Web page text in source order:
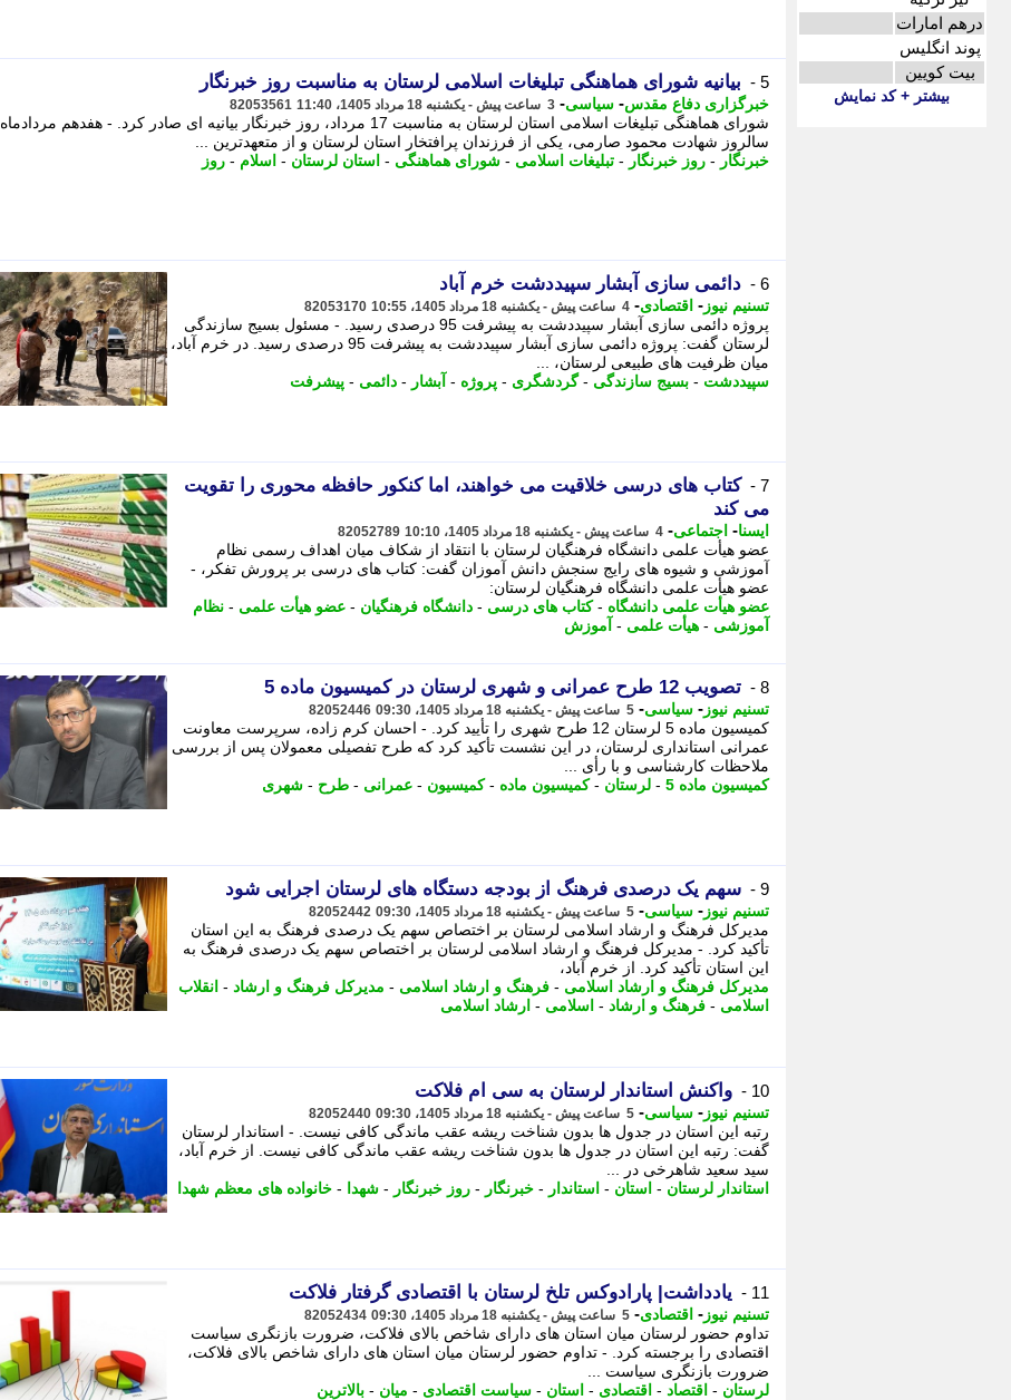
درهم امارات
پوند انگلیس
بیت کویین
بیشتر + کد نمایش
5 - بیانیه ­شورای هماهنگی تبلیغات اسلامی لرستان به مناسبت روز خبرنگار
خبرگزاری دفاع مقدس- سیاسی- 3 ساعت پیش - یکشنبه 18 مرداد 1405، 11:40 82053561
شورای هماهنگی تبلیغات اسلامی استان لرستان به مناسبت 17 مرداد، روز خبرنگار بیانیه ای صادر کرد. - هفدهم مردادماه
سالروز شهادت محمود صارمی، یکی از فرزندان پرافتخار استان لرستان و از متعهدترین ...
خبرنگار - روز خبرنگار - تبلیغات اسلامی - شورای هماهنگی - استان لرستان - اسلام - روز
6 - دائمی سازی آبشار سپیددشت خرم آباد
تسنیم نیوز - اقتصادی- 4 ساعت پیش - یکشنبه 18 مرداد 1405، 10:55 82053170
پروژه دائمی سازی آبشار سپیددشت به پیشرفت 95 درصدی رسید. - مسئول بسیج سازندگی
لرستان گفت: پروژه دائمی سازی آبشار سپیددشت به پیشرفت 95 درصدی رسید. در خرم آباد،
میان ظرفیت های طبیعی لرستان، ...
سپیددشت - بسیج سازندگی -گردشگری - پروژه - آبشار - دائمی - پیشرفت
7 -
کتاب های درسی خلاقیت می خواهند، اما کنکور حافظه محوری را تقویت
می کند
ایسنا- اجتماعی- 4 ساعت پیش - یکشنبه 18 مرداد 1405، 10:10 82052789
عضو هیأت علمی دانشگاه فرهنگیان لرستان با انتقاد از شکاف میان اهداف رسمی نظام
آموزشی و شیوه های رایج سنجش دانش آموزان گفت: کتاب های درسی بر پرورش تفکر، -
عضو هیأت علمی دانشگاه فرهنگیان لرستان:
عضو هیأت علمی دانشگاه -کتاب های درسی - دانشگاه فرهنگیان - عضو هیأت علمی - نظام
آموزشی - هیأت علمی - آموزش
8 - تصویب 12 طرح عمرانی و شهری لرستان در کمیسیون ماده 5
تسنیم نیوز - سیاسی- 5 ساعت پیش - یکشنبه 18 مرداد 1405، 09:30 82052446
کمیسیون ماده 5 لرستان 12 طرح شهری را تأیید کرد. - احسان کرم زاده، سرپرست معاونت
عمرانی استانداری لرستان، در این نشست تأکید کرد که طرح تفصیلی معمولان پس از بررسی
ملاحظات کارشناسی و با رأی ...
کمیسیون ماده 5
- لرستان -کمیسیون ماده -کمیسیون - عمرانی - طرح - شهری
9 - سهم یک درصدی فرهنگ از بودجه دستگاه های لرستان اجرایی شود
تسنیم نیوز - سیاسی- 5 ساعت پیش - یکشنبه 18 مرداد 1405، 09:30 82052442
مدیرکل فرهنگ و ارشاد اسلامی لرستان بر اختصاص سهم یک درصدی فرهنگ به این استان
تأکید کرد. - مدیرکل فرهنگ و ارشاد اسلامی لرستان بر اختصاص سهم یک درصدی فرهنگ به
این استان تأکید کرد. از خرم آباد،
مدیرکل فرهنگ و ارشاد اسلامی - فرهنگ و ارشاد اسلامی - مدیرکل فرهنگ و ارشاد - انقلاب
اسلامی - فرهنگ و ارشاد - اسلامی - ارشاد اسلامی
10 - واکنش استاندار لرستان به سی ام فلاکت
تسنیم نیوز - سیاسی- 5 ساعت پیش - یکشنبه 18 مرداد 1405، 09:30 82052440
رتبه این استان در جدول ها بدون شناخت ریشه عقب ماندگی کافی نیست. - استاندار لرستان
گفت: رتبه این استان در جدول ها بدون شناخت ریشه عقب ماندگی کافی نیست. از خرم آباد،
سید سعید شاهرخی در ...
استاندار لرستان - استان - استاندار - خبرنگار - روز خبرنگار - شهدا - خانواده های معظم شهدا
11 - یادداشت| پارادوکس تلخ لرستان با اقتصادی گرفتار فلاکت
تسنیم نیوز - اقتصادی- 5 ساعت پیش - یکشنبه 18 مرداد 1405، 09:30 82052434
تداوم حضور لرستان میان استان های دارای شاخص بالای فلاکت، ضرورت بازنگری سیاست
اقتصادی را برجسته کرد. - تداوم حضور لرستان میان استان های دارای شاخص بالای فلاکت،
ضرورت بازنگری سیاست ...
لرستان - اقتصاد - اقتصادی - استان - سیاست اقتصادی - میان - بالاترین